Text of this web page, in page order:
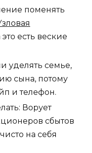
поменять
есть веские
уделять семье,
сына, потому
и телефон.
Ворует
сбытов
на себя